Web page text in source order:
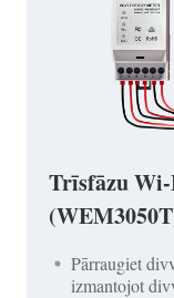
Trīsfāzu
Pārraugiet
izmantojot